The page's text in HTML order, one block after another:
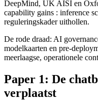
DeepMind, UK AISI en
capability gains : inference
reguleringskader uithollen.
De rode draad: AI
modelkaarten en pre-
meerlaagse, operationele
Paper 1: De
verplaatst